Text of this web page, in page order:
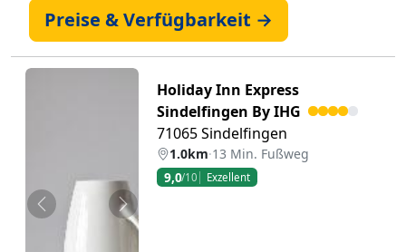
Preise & Verfügbarkeit →
Zurück Weiter
Holiday Inn Express
Sindelfingen By IHG
71065 Sindelfingen
1.0km·13 Min. Fußweg
9,0/10 Exzellent